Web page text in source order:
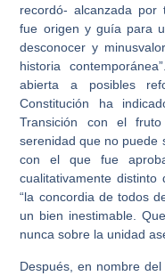
recordó- alcanzada por
fue origen y guía para
desconocer y
historia
abierta a posibles
Constitución ha
Transición con el
serenidad que no puede
con el que fue
cualitativamente
“la concordia de todos
un bien inestimable.
nunca sobre la unidad
Después, en nombre del